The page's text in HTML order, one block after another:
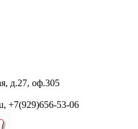
д.27, оф.305
+7(929)656-53-06